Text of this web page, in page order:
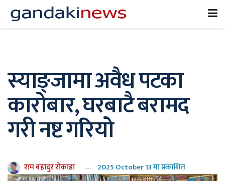
स्याङ्जामा अवैध पटका
कारोबार, घरबाटै बरामद
गरी नष्ट गरियो
राम बहादुर रोकाहा 2025 October 13 मा प्रकाशित